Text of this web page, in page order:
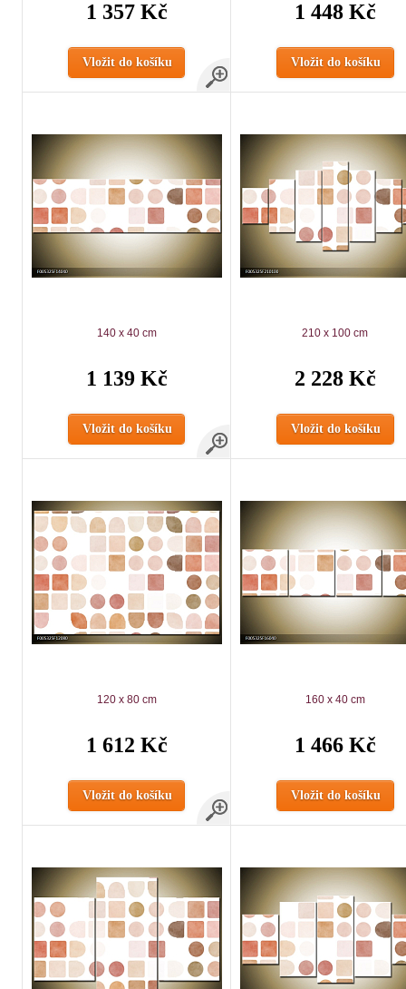
1 357 Kč
Vložit do košíku
1 448 Kč
Vložit do košíku
140 x 40 cm
1 139 Kč
Vložit do košíku
210 x 100 cm
2 228 Kč
Vložit do košíku
120 x 80 cm
1 612 Kč
Vložit do košíku
160 x 40 cm
1 466 Kč
Vložit do košíku